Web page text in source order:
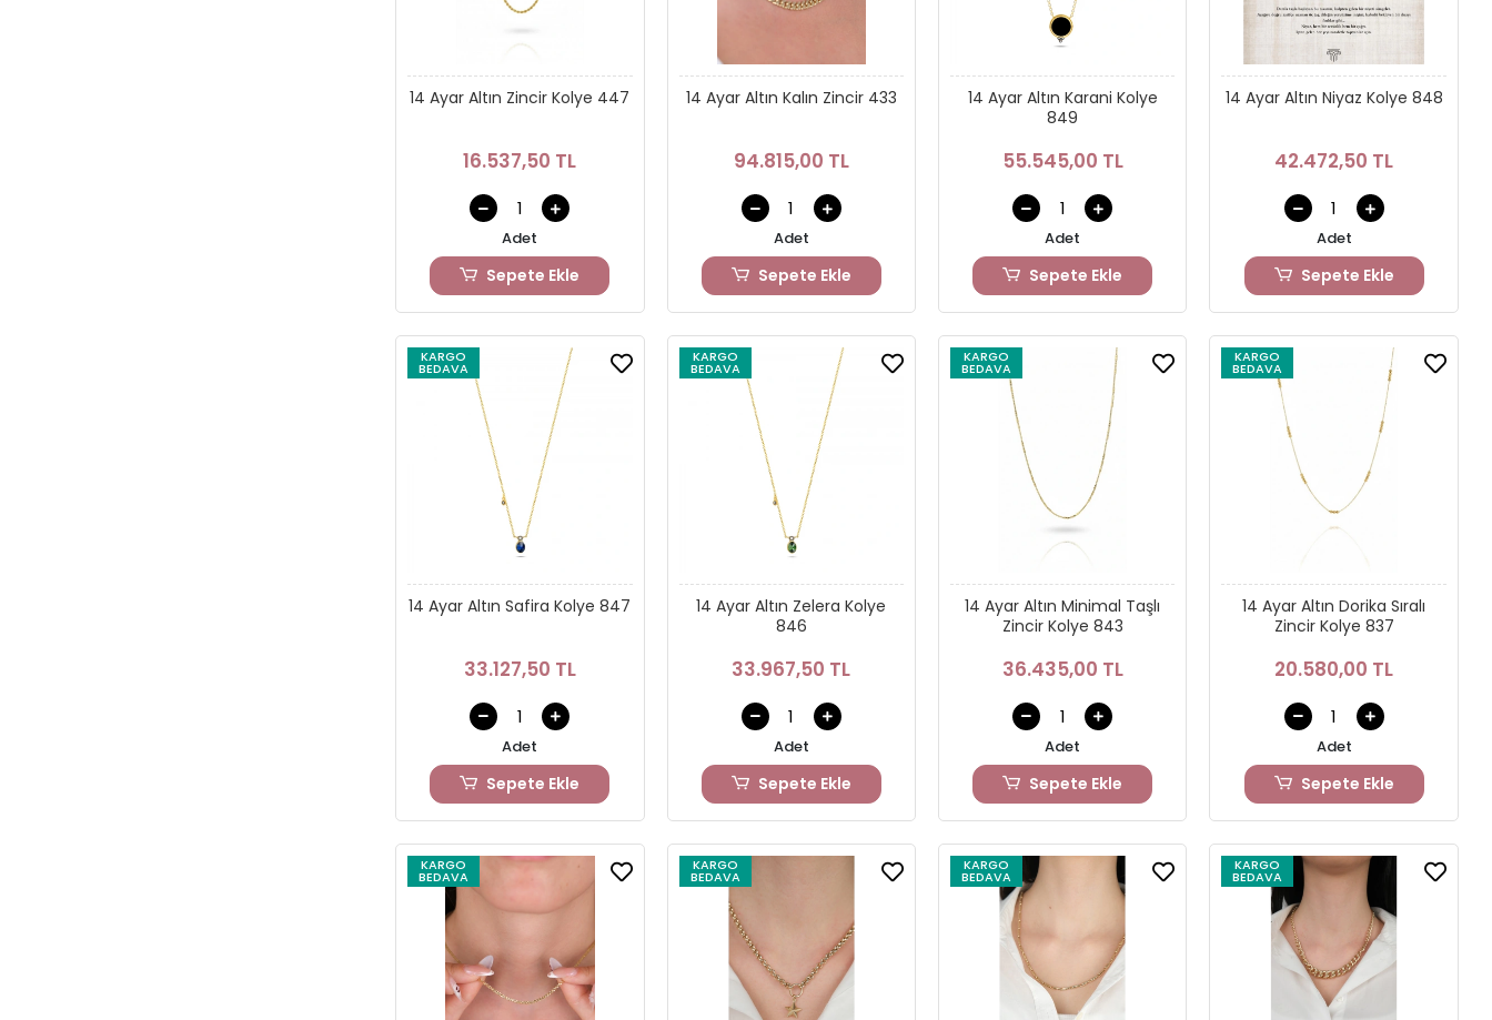
14 Ayar Altın Zincir Kolye 447
16.537,50 TL
Adet
Sepete Ekle
14 Ayar Altın Kalın Zincir 433
94.815,00 TL
Adet
Sepete Ekle
14 Ayar Altın Karani Kolye
849
55.545,00 TL
Adet
Sepete Ekle
14 Ayar Altın Niyaz Kolye 848
42.472,50 TL
Adet
Sepete Ekle
KARGO
BEDAVA
14 Ayar Altın Safira Kolye 847
33.127,50 TL
Adet
Sepete Ekle
KARGO
BEDAVA
14 Ayar Altın Zelera Kolye
846
33.967,50 TL
Adet
Sepete Ekle
KARGO
BEDAVA
14 Ayar Altın Minimal Taşlı
Zincir Kolye 843
36.435,00 TL
Adet
Sepete Ekle
KARGO
BEDAVA
14 Ayar Altın Dorika Sıralı
Zincir Kolye 837
20.580,00 TL
Adet
Sepete Ekle
KARGO
BEDAVA
KARGO
BEDAVA
KARGO
BEDAVA
KARGO
BEDAVA